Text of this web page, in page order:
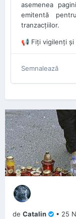
asemenea
emitentă
tranzacțiilor.
📢 Fiți vigilenți
Semnalează
de Catalin • 25